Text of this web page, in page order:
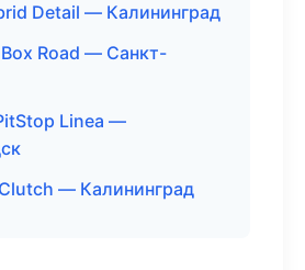
Detail — Калининград
Road — Санкт-
Linea —
— Калининград